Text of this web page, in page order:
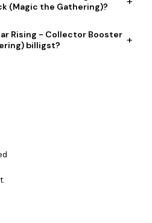
(Magic the Gathering)?
Rising - Collector Booster
billigst?
+